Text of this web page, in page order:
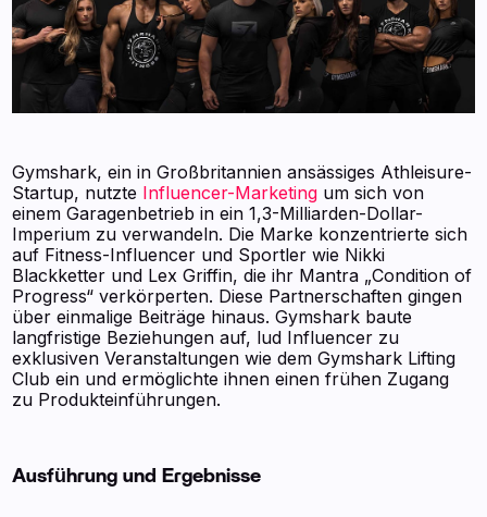
Gymshark, ein in Großbritannien ansässiges Athleisure-
Startup, nutzte Influencer-Marketing um sich von
einem Garagenbetrieb in ein 1,3-Milliarden-Dollar-
Imperium zu verwandeln. Die Marke konzentrierte sich
auf Fitness-Influencer und Sportler wie Nikki
Blackketter und Lex Griffin, die ihr Mantra „Condition of
Progress“ verkörperten. Diese Partnerschaften gingen
über einmalige Beiträge hinaus. Gymshark baute
langfristige Beziehungen auf, lud Influencer zu
exklusiven Veranstaltungen wie dem Gymshark Lifting
Club ein und ermöglichte ihnen einen frühen Zugang
zu Produkteinführungen.
Ausführung und Ergebnisse